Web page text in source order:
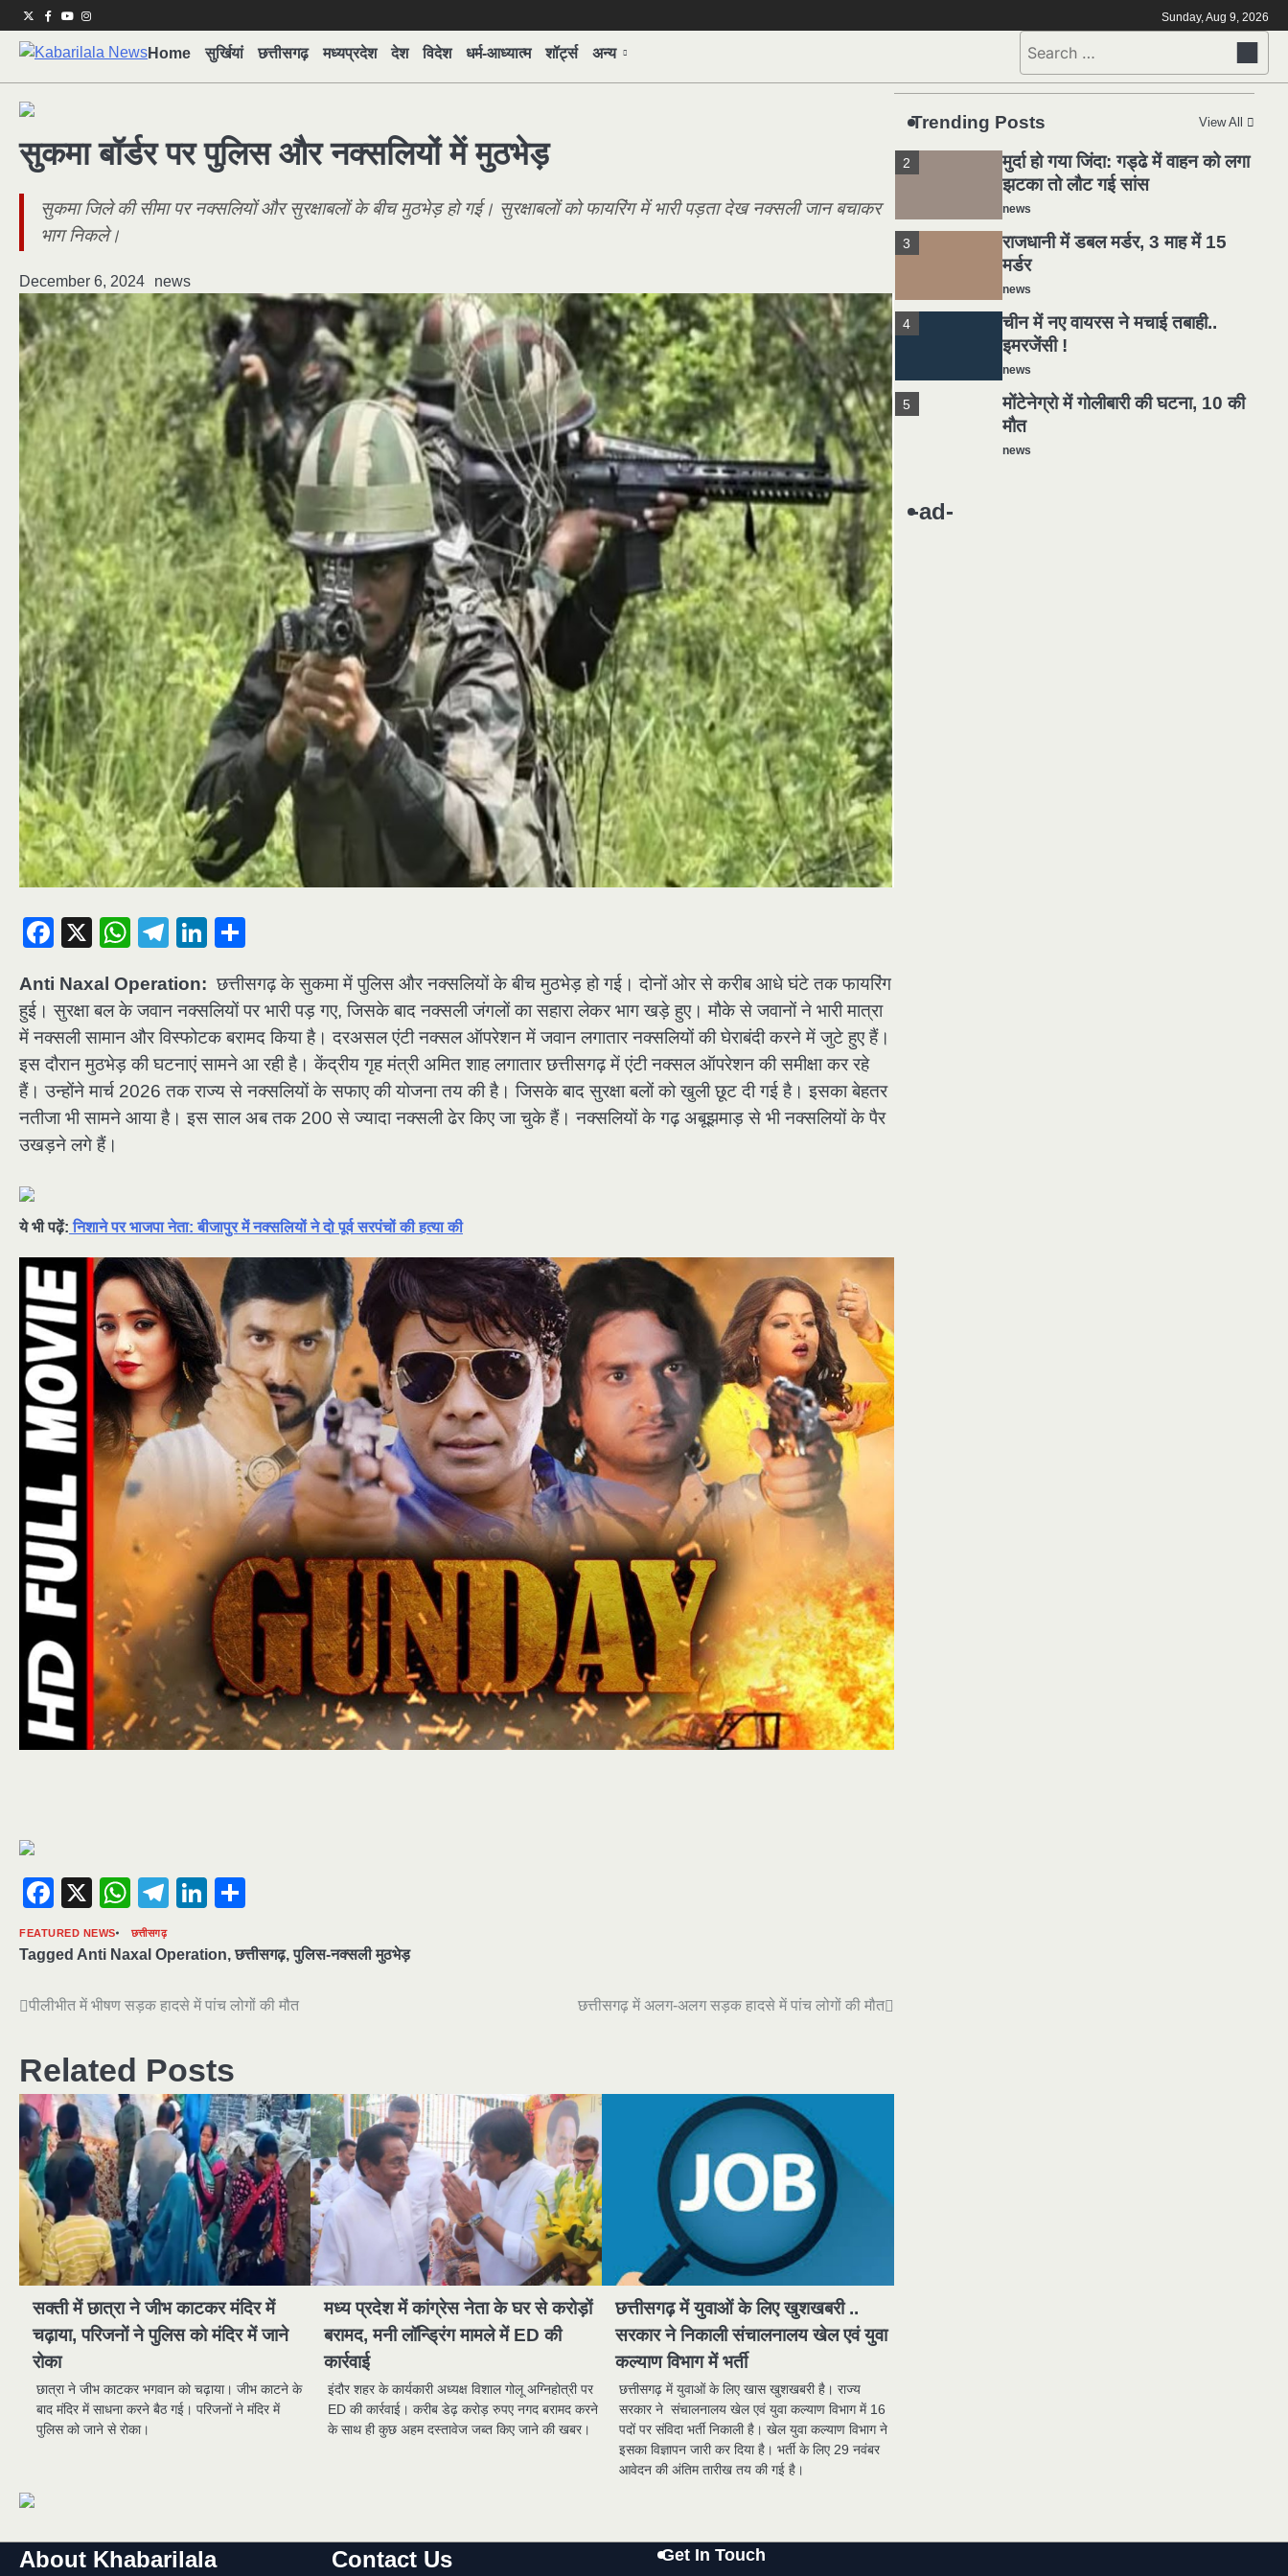
Skip
to
content
Twitter
Facebook
YoutubeInstagram Sunday, Aug 9, 2026
Home सुर्खियां छत्तीसगढ़ मध्यप्रदेश देश विदेश धर्म-आध्यात्म शॉर्ट्स अन्य
Search
सुकमा बॉर्डर पर पुलिस और नक्सलियों में मुठभेड़
सुकमा जिले की सीमा पर नक्सलियों और सुरक्षाबलों के बीच मुठभेड़ हो गई। सुरक्षाबलों को फायरिंग में भारी पड़ता देख नक्स‍ली जान बचाकर
भाग निकले।
December 6, 2024 news
Facebook
X WhatsApp
Telegram
LinkedIn
Anti Naxal Operation: छत्तीसगढ़ के सुकमा में पुलिस और नक्सलियों के बीच मुठभेड़ हो गई। दोनों ओर से करीब आधे घंटे तक फायरिंग
हुई। सुरक्षा बल के जवान नक्सलियों पर भारी पड़ गए, जिसके बाद नक्सली जंगलों का सहारा लेकर भाग खड़े हुए। मौके से जवानों ने भारी मात्रा
में नक्सली सामान और विस्फोटक बरामद किया है। दरअसल एंटी नक्सल ऑपरेशन में जवान लगातार नक्सलियों की घेराबंदी करने में जुटे हुए हैं।
इस दौरान मुठभेड़ की घटनाएं सामने आ रही है। केंद्रीय गृह मंत्री अमित शाह लगातार छत्तीसगढ़ में एंटी नक्सल ऑपरेशन की समीक्षा कर रहे
हैं। उन्होंने मार्च 2026 तक राज्य से नक्सलियों के सफाए की योजना तय की है। जिसके बाद सुरक्षा बलों को खुली छूट दी गई है। इसका बेहतर
नतीजा भी सामने आया है। इस साल अब तक 200 से ज्यादा नक्सली ढेर किए जा चुके हैं। नक्सलियों के गढ़ अबूझमाड़ से भी नक्सलियों के पैर
उखड़ने लगे हैं।
ये भी पढ़ें: निशाने पर भाजपा नेता: बीजापुर में नक्सलियों ने दो पूर्व सरपंचों की हत्या की
Facebook
X WhatsApp
Telegram
LinkedIn
FEATURED NEWS छत्तीसगढ़
Tagged Anti Naxal Operation,छत्तीसगढ़,पुलिस-नक्सली मुठभेड़
Post
पीलीभीत में भीषण सड़क हादसे में पांच लोगों की मौत छत्तीसगढ़ में अलग-अलग सड़क हादसे में पांच लोगों की मौत
Related Posts
सक्ती में छात्रा ने जीभ काटकर मंदिर में
चढ़ाया, परिजनों ने पुलिस को मंदिर में जाने
रोका
छात्रा ने जीभ काटकर भगवान को चढ़ाया। जीभ काटने के
बाद मंदिर में साधना करने बैठ गई। परिजनों ने मंदिर में
पुलिस को जाने से रोका।
मध्य प्रदेश में कांग्रेस नेता के घर से करोड़ों
बरामद, मनी लॉन्ड्रिंग मामले में ED की
कार्रवाई
इंदौर शहर के कार्यकारी अध्यक्ष विशाल गोलू अग्निहोत्री पर
ED की कार्रवाई। करीब डेढ़ करोड़ रुपए नगद बरामद करने
के साथ ही कुछ अहम दस्तावेज जब्त किए जाने की खबर।
छत्तीसगढ़ में युवाओं के लिए खुशखबरी ..
सरकार ने निकाली संचालनालय खेल एवं युवा
कल्याण विभाग में भर्ती
छत्तीसगढ़ में युवाओं के लिए खास खुशखबरी है। राज्य
सरकार ने संचालनालय खेल एवं युवा कल्याण विभाग में 16
पदों पर संविदा भर्ती निकाली है। खेल युवा कल्याण विभाग ने
इसका विज्ञापन जारी कर दिया है। भर्ती के लिए 29 नवंबर
आवेदन की अंतिम तारीख तय की गई है।
Trending Posts View All
news
1
यमदूत बना डॉक्टर, 6 लोगों को रौंदा, 2
news
2
मुर्दा हो गया जिंदा: गड्ढे में वाहन को लगा
झटका तो लौट गई सांस
news
3
राजधानी में डबल मर्डर, 3 माह में 15
मर्डर
news
4
चीन में नए वायरस ने मचाई तबाही..
इमरजेंसी !
news
5
मोंटेनेग्रो में गोलीबारी की घटना, 10 की
मौत
news
-ad-
About Khabarilala Contact Us Get In Touch